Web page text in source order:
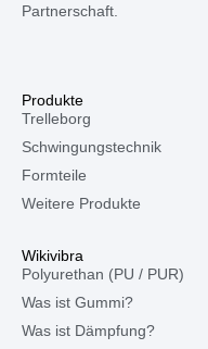
Partnerschaft.
Produkte
Trelleborg
Schwingungstechnik
Formteile
Weitere Produkte
Wikivibra
Polyurethan (PU / PUR)
Was ist Gummi?
Was ist Dämpfung?